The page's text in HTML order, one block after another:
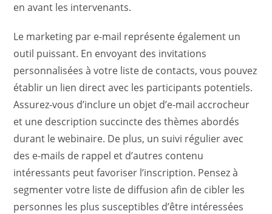
en avant les intervenants.
Le marketing par e-mail représente également un
outil puissant. En envoyant des invitations
personnalisées à votre liste de contacts, vous pouvez
établir un lien direct avec les participants potentiels.
Assurez-vous d’inclure un objet d’e-mail accrocheur
et une description succincte des thèmes abordés
durant le webinaire. De plus, un suivi régulier avec
des e-mails de rappel et d’autres contenu
intéressants peut favoriser l’inscription. Pensez à
segmenter votre liste de diffusion afin de cibler les
personnes les plus susceptibles d’être intéressées